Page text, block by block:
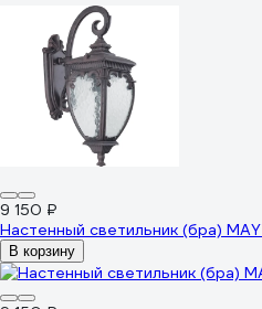
9 150 ₽
Настенный светильник (бра)
В корзину